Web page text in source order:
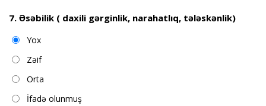
7. Əsəbilik ( daxili gərginlik, narahatlıq, tələskənlik)
Yox
Zəif
Orta
İfadə olunmuş